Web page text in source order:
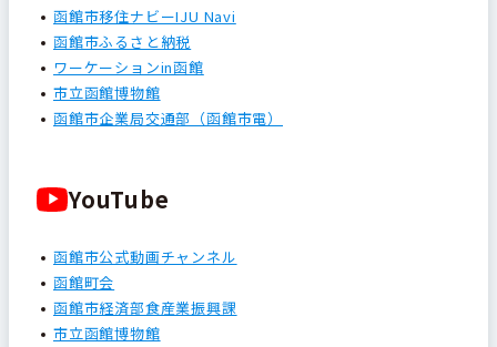
函館市移住ナビーIJU Navi
函館市ふるさと納税
ワーケーションin函館
市立函館博物館
函館市企業局交通部（函館市電）
YouTube
函館市公式動画チャンネル
函館町会
函館市経済部食産業振興課
市立函館博物館